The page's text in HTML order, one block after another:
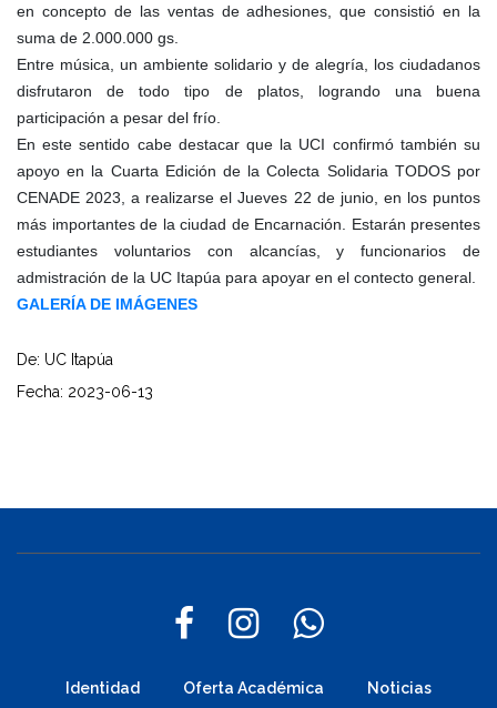
en concepto de las ventas de adhesiones, que consistió en la
suma de 2.000.000 gs.
Entre música, un ambiente solidario y de alegría, los ciudadanos
disfrutaron de todo tipo de platos, logrando una buena
participación a pesar del frío.
En este sentido cabe destacar que la UCI confirmó también su
apoyo en la Cuarta Edición de la Colecta Solidaria TODOS por
CENADE 2023, a realizarse el Jueves 22 de junio, en los puntos
más importantes de la ciudad de Encarnación. Estarán presentes
estudiantes voluntarios con alcancías, y funcionarios de
admistración de la UC Itapúa para apoyar en el contecto general.
GALERÍA DE IMÁGENES
De: UC Itapúa
Fecha: 2023-06-13
Identidad Oferta Académica Noticias